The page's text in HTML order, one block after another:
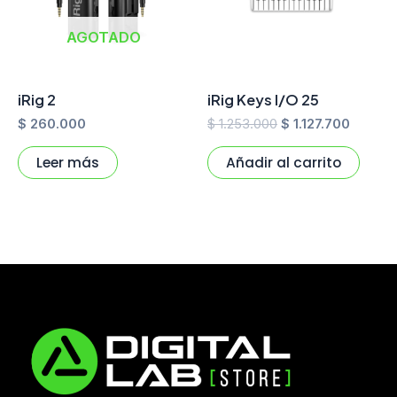
AGOTADO
iRig 2
$ 260.000
Leer más
iRig Keys I/O 25
$1.253.000 $ 1.127.700
Añadir al carrito